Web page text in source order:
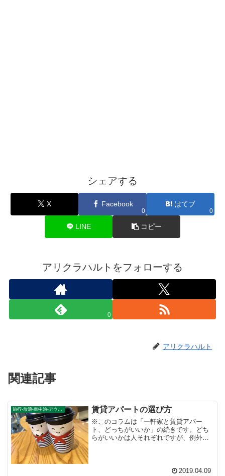
シェアする
X Facebook
0
はてブ
0
LINE コピー
アリクラハルトをフォローする
0
アリクラハルト
関連記事
賃貸アパートの選び方
※このコラムは「一軒家と賃貸アパー
ト、どっちがいいか」の続きです。どち
らがいいかは人それぞれですが、例外を
述べたところです。賃貸アパ...2019.04.09